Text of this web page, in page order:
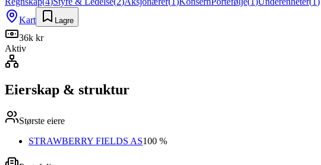
Kart
Lagre
36k kr
Aktiv
Eierskap & struktur
Største eiere
STRAWBERRY FIELDS AS100 %